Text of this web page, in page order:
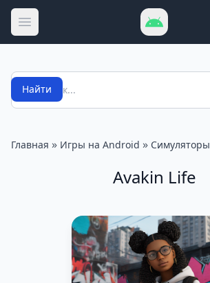
Открыть меню
Поиск
Найти
Главная » Игры на Android » Симуляторы
Avakin Life